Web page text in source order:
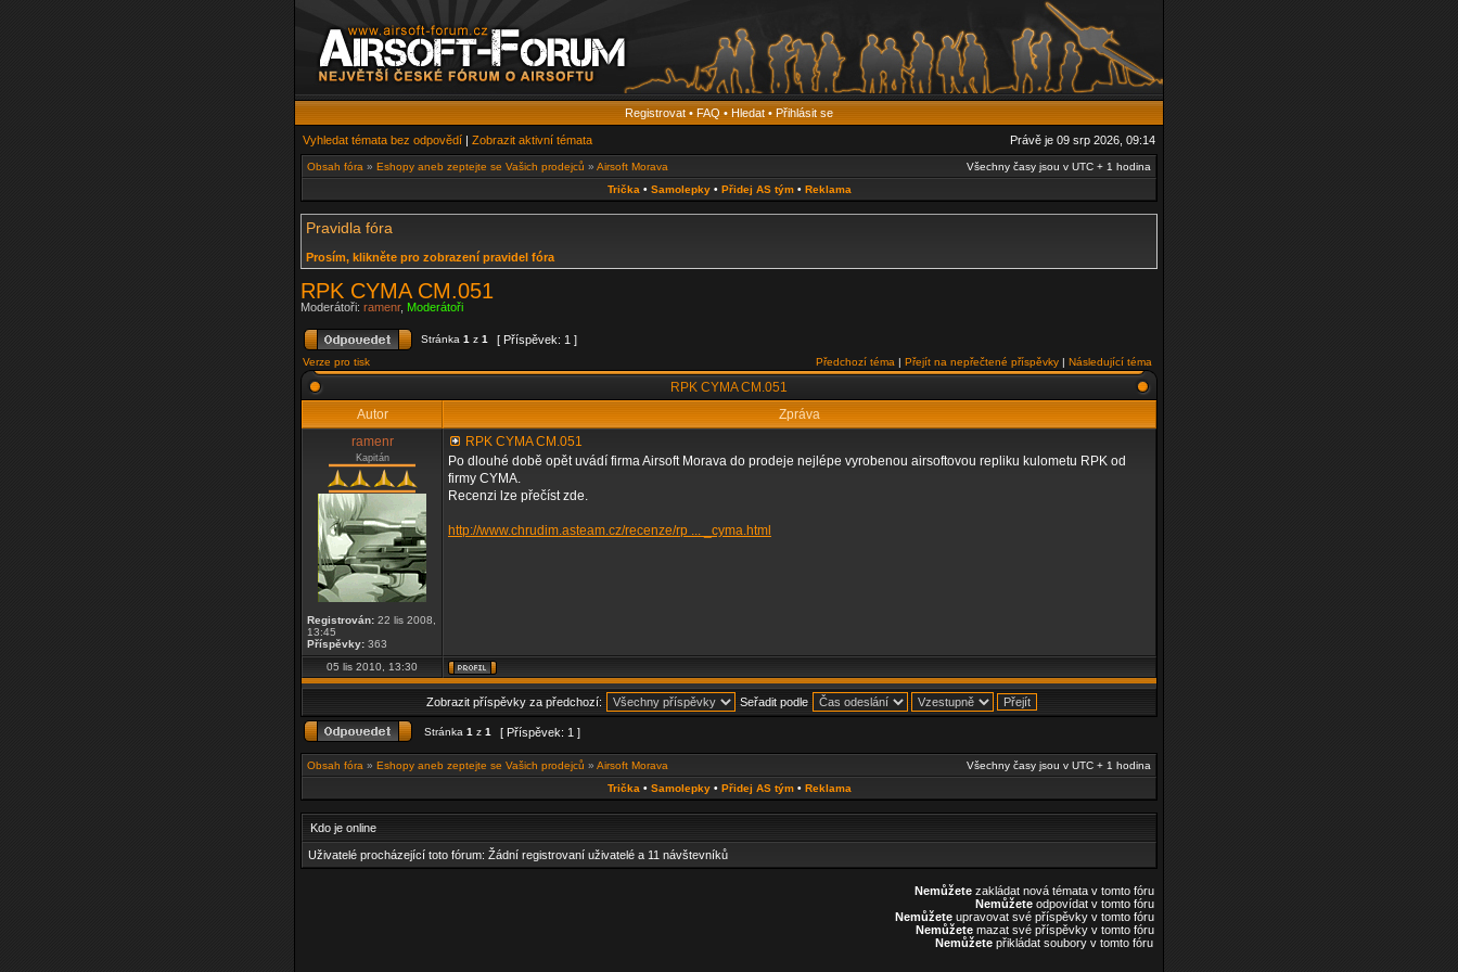
Registrovat • FAQ • Hledat • Přihlásit se
Vyhledat témata bez odpovědí | Zobrazit aktivní témata Právě je 09 srp 2026, 09:14
Obsah fóra » Eshopy aneb zeptejte se Vašich prodejců » Airsoft Morava
Všechny časy jsou v UTC + 1 hodina
Trička • Samolepky• Přidej AS tým• Reklama
Pravidla fóra
Prosím, klikněte pro zobrazení pravidel fóra
RPK CYMA CM.051
Moderátoři: ramenr, Moderátoři
Stránka 1 z 1 [ Příspěvek: 1 ]
Verze pro tisk Předchozí téma | Přejít na nepřečtené příspěvky | Následující téma
RPK CYMA CM.051
Autor
Zpráva
ramenr
Kapitán
Registrován: 22 lis 2008,
13:45
Příspěvky: 363
RPK CYMA CM.051
Po dlouhé době opět uvádí firma Airsoft Morava do prodeje nejlépe vyrobenou airsoftovou repliku kulometu RPK od
firmy CYMA.
Recenzi lze přečíst zde.
http://www.chrudim.asteam.cz/recenze/rp ... _cyma.html
05 lis 2010, 13:30
Zobrazit příspěvky za předchozí: Seřadit podle
Stránka 1 z 1 [ Příspěvek: 1 ]
Obsah fóra » Eshopy aneb zeptejte se Vašich prodejců » Airsoft Morava
Všechny časy jsou v UTC + 1 hodina
Trička • Samolepky• Přidej AS tým• Reklama
Kdo je online
Uživatelé procházející toto fórum: Žádní registrovaní uživatelé a 11 návštevníků
Nemůžete zakládat nová témata v tomto fóru
Nemůžete odpovídat v tomto fóru
Nemůžete upravovat své příspěvky v tomto fóru
Nemůžete mazat své příspěvky v tomto fóru
Nemůžete přikládat soubory v tomto fóru